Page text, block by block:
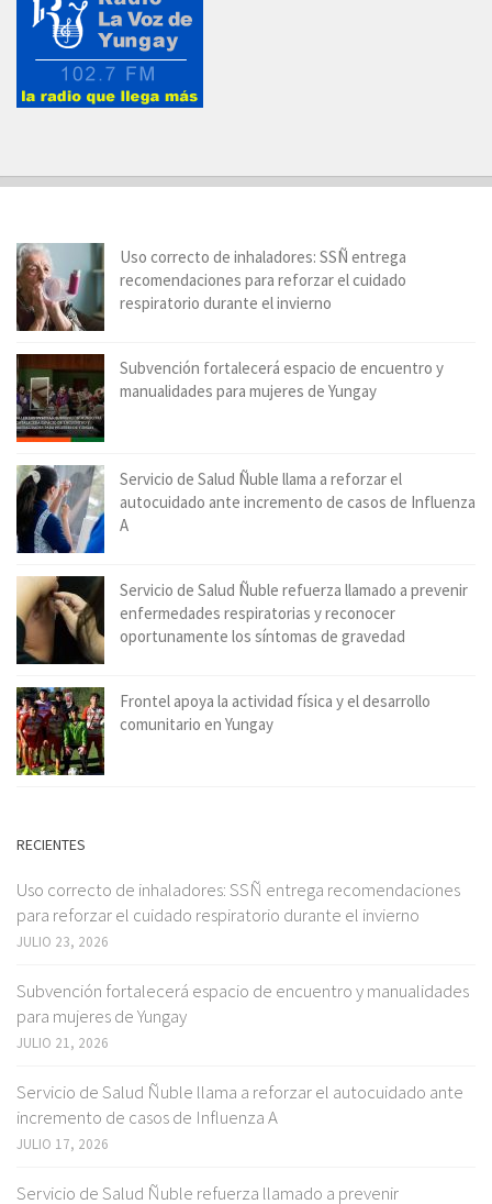
Uso correcto de inhaladores: SSÑ entrega
recomendaciones para reforzar el cuidado
respiratorio durante el invierno
Subvención fortalecerá espacio de encuentro y
manualidades para mujeres de Yungay
Servicio de Salud Ñuble llama a reforzar el
autocuidado ante incremento de casos de Influenza
A
Servicio de Salud Ñuble refuerza llamado a prevenir
enfermedades respiratorias y reconocer
oportunamente los síntomas de gravedad
Frontel apoya la actividad física y el desarrollo
comunitario en Yungay
RECIENTES
Uso correcto de inhaladores: SSÑ entrega recomendaciones
para reforzar el cuidado respiratorio durante el invierno
JULIO 23, 2026
Subvención fortalecerá espacio de encuentro y manualidades
para mujeres de Yungay
JULIO 21, 2026
Servicio de Salud Ñuble llama a reforzar el autocuidado ante
incremento de casos de Influenza A
JULIO 17, 2026
Servicio de Salud Ñuble refuerza llamado a prevenir